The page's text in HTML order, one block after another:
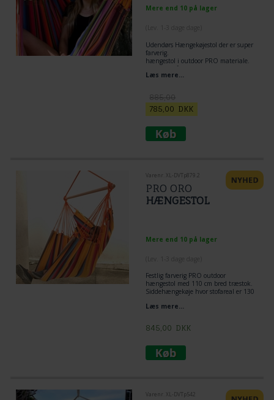
Mere end 10 på lager
Udendørs Hængekøjestol der er super
farverig.
hængestol i outdoor PRO materiale.
Velegnet når en hængekøjestol
kommer til at hænge meget ude.
Læs mere...
885,00
785,00 DKK
Varenr. XL-DVTp879.2
PRO ORO
HÆNGESTOL
Mere end 10 på lager
Festlig farverig PRO outdoor
hængestol med 110 cm bred træstok.
Siddehængekøje hvor stofareal er 130
Læs mere...
845,00 DKK
Varenr. XL-DVTp542